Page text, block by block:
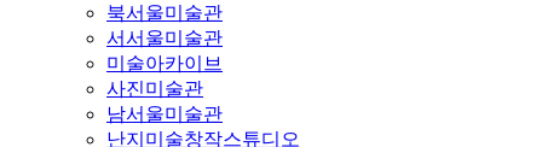
북서울미술관
서서울미술관
미술아카이브
사진미술관
남서울미술관
난지미술창작스튜디오